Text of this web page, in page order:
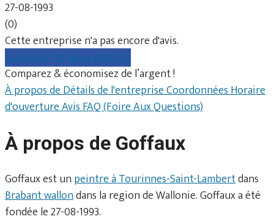
27-08-1993
(0)
Cette entreprise n'a pas encore d'avis.
Comparer les devis gratuits
Comparez & économisez de l’argent !
À propos deDétails de l'entrepriseCoordonnéesHoraire
d'ouvertureAvisFAQ (Foire Aux Questions)
À propos de Goffaux
Goffaux est un peintre à Tourinnes-Saint-Lambertdans
Brabant wallondans la region de Wallonie. Goffaux a été
fondée le 27-08-1993.